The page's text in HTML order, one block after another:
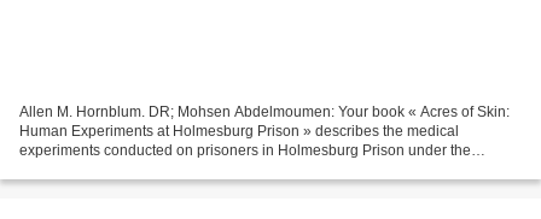
Allen M. Hornblum. DR; Mohsen Abdelmoumen: Your book « Acres of Skin:
Human Experiments at Holmesburg Prison » describes the medical
experiments conducted on prisoners in Holmesburg Prison under the